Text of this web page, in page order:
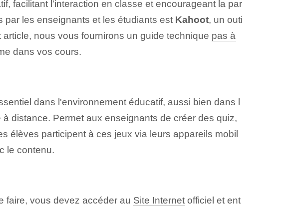
facilitant l'interaction en classe et encourageant la par
les enseignants et les étudiants est Kahoot, un outi
nous vous fournirons un guide technique pas à
dans vos cours.
dans l'environnement éducatif, aussi bien dans l
distance. ‌Permet aux enseignants de créer des quiz,
élèves participent à ces jeux via leurs appareils mobil
le contenu.
faire, vous devez accéder au Site Internetofficiel et ent